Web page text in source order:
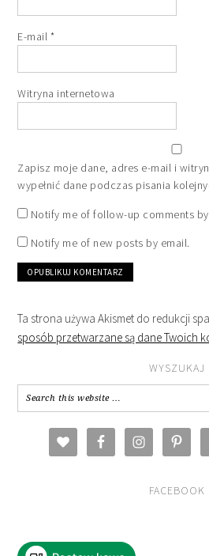
E-mail *
Witryna internetowa
Zapisz moje dane, adres e-mail i
wypełnić dane podczas pisania
Notify me of follow-up comments
Notify me of new posts by email.
Ta strona używa Akismet do redukcji
sposób przetwarzane są dane Twoich
WYSZUKAJ
FACEBOOK